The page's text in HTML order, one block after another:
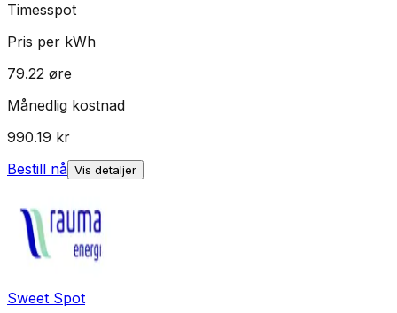
Timesspot
Pris per kWh
79.22 øre
Månedlig kostnad
990.19 kr
Bestill nå Vis detaljer
Sweet Spot